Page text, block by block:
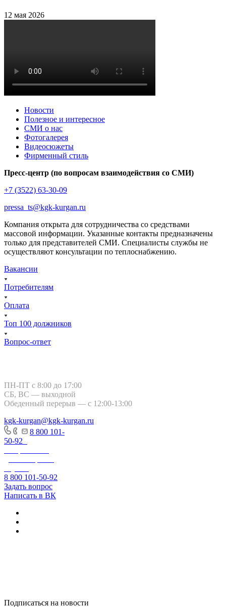
12 мая 2026
Новости
Полезное и интересное
СМИ о нас
Фотогалерея
Видеосюжеты
Фирменный стиль
Пресс-центр (по вопросам взаимодействия со СМИ)
+7 (3522) 63-30-09
pressa_ts@kgk-kurgan.ru
Компания открыта для сотрудничества со средствами
массовой информации. Указанные контакты предназначены
только для представителей СМИ. Специалисты службы не
осуществляют консультации по теплоснабжению.
Вакансии
Потребителям
Оплата
Топ 100 должников
Вопрос-ответ
ПН-ПТ с 8:00 до 17:00
СБ, ВС — выходной
Обеденный перерыв — с 12:00-13:00
kgk-kurgan@kgk-kurgan.ru
8 800 101-
50-92
8 800 101-50-92
Задать вопрос
Написать в ВК
Подписаться на новости